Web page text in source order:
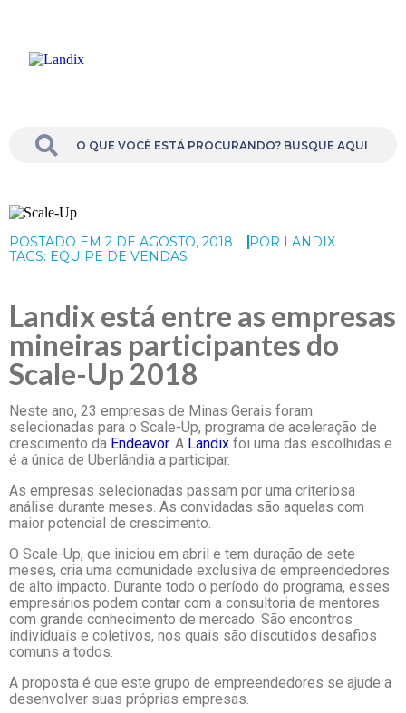
POSTADO EM 2 DE AGOSTO, 2018 POR LANDIX
TAGS: EQUIPE DE VENDAS
Landix está entre as empresas
mineiras participantes do
Scale-Up 2018
Neste ano, 23 empresas de Minas Gerais foram
selecionadas para o Scale-Up, programa de aceleração de
crescimento da Endeavor. A Landix foi uma das escolhidas e
é a única de Uberlândia a participar.
As empresas selecionadas passam por uma criteriosa
análise durante meses. As convidadas são aquelas com
maior potencial de crescimento.
O Scale-Up, que iniciou em abril e tem duração de sete
meses, cria uma comunidade exclusiva de empreendedores
de alto impacto. Durante todo o período do programa, esses
empresários podem contar com a consultoria de mentores
com grande conhecimento de mercado. São encontros
individuais e coletivos, nos quais são discutidos desafios
comuns a todos.
A proposta é que este grupo de empreendedores se ajude a
desenvolver suas próprias empresas.